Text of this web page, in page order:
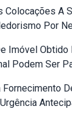
Colocações A
Por
Imóvel Obtido
Podem Ser
Fornecimento